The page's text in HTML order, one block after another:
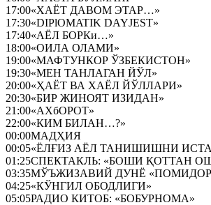
17:00«ХАЁТ ДАВОМ ЭТАР…»
17:30«DIPlOMATIK DAYJEST»
17:40«АЁЛ БОРКи…»
18:00«ОИЛА ОЛАМИ»
19:00«МАФТУНКОР ЎЗБЕКИСТОН»
19:30«МЕН ТАНЛАГАН ЙЎЛ»
20:00«ҲАЁТ ВА ХАЁЛ ЙЎЛЛАРИ»
20:30«БИР ЖИНОЯТ ИЗИДАН»
21:00«АХбОРОТ»
22:00«КИМ БИЛАН…?»
00:00МАДҲИЯ
00:05«ЁЛҒИЗ АЁЛ ТАНИШИШНИ
01:25СПЕКТАКЛЬ: «БОШИ ҚОТТАН
03:35МЎЪЖИЗАВИЙ ДУНЁ «ПОМИДОР
04:25«КЎНГИЛ ОБОДЛИГИ»
05:05РАДИО КИТОБ: «БОБУРНОМА»